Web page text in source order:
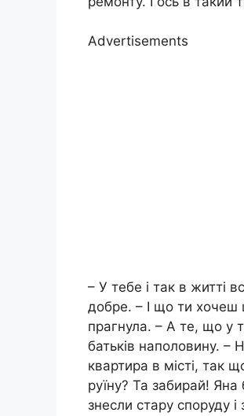
Advertisements
– У тебе і так в житті
добре. – І що ти хочеш
прагнула. – А те, що у
батьків наполовину. –
квартира в місті, так
руїну? Та забирай!
знесли стару споруду